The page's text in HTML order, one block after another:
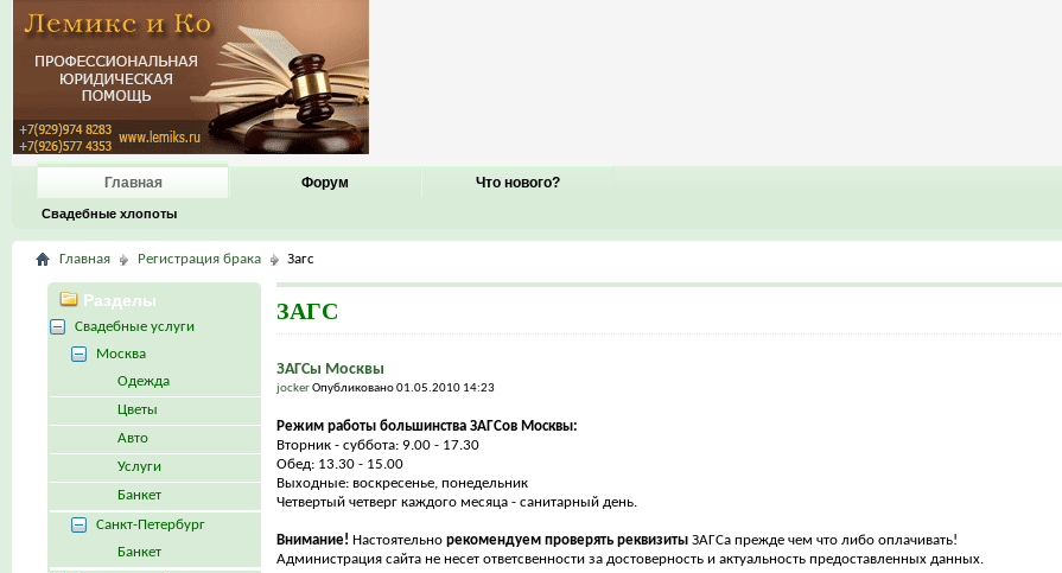
Главная
Свадебные хлопоты
Форум Что нового?
Главная Регистрация брака Загс
ЗАГС
ЗАГСы Москвы
jockerОпубликовано 01.05.2010 14:23
Режим работы большинства ЗАГСов Москвы:
Вторник - суббота: 9.00 - 17.30
Обед: 13.30 - 15.00
Выходные: воскресенье, понедельник
Четвертый четверг каждого месяца - санитарный день.
Внимание! Настоятельно рекомендуем проверять реквизитыЗАГСа прежде чем что либо оплачивать!
Администрация сайта не несет ответсвенности за достоверность и актуальность предоставленных данных.
Разделы
Свадебные услуги
Москва
Одежда
Цветы
Авто
Услуги
Банкет
Санкт-Петербург
Банкет